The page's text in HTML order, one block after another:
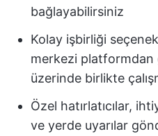
bağlayabilirsiniz
Kolay işbirliği
merkezi
üzerinde birlikte
Özel hatırlatıcılar,
ve yerde uyarılar